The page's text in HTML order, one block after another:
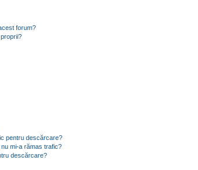
forum?
pentru descărcare?
mi-a rămas trafic?
descărcare?